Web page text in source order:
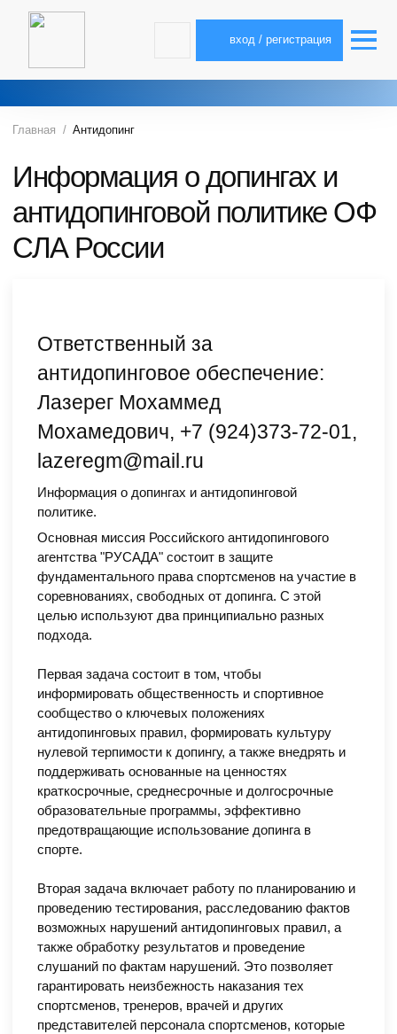
вход / регистрация
Главная Антидопинг
Информация о допингах и
антидопинговой политике ОФ
СЛА России
Ответственный за
антидопинговое обеспечение:
Лазерег Мохаммед
Мохамедович, +7 (924)373-72-01,
lazeregm@mail.ru
Информация о допингах и антидопинговой
политике.
Основная миссия Российского антидопингового
агентства "РУСАДА" состоит в защите
фундаментального права спортсменов на участие в
соревнованиях, свободных от допинга. С этой
целью используют два принципиально разных
подхода.
Первая задача состоит в том, чтобы
информировать общественность и спортивное
сообщество о ключевых положениях
антидопинговых правил, формировать культуру
нулевой терпимости к допингу, а также внедрять и
поддерживать основанные на ценностях
краткосрочные, среднесрочные и долгосрочные
образовательные программы, эффективно
предотвращающие использование допинга в
спорте.
Вторая задача включает работу по планированию и
проведению тестирования, расследованию фактов
возможных нарушений антидопинговых правил, а
также обработку результатов и проведение
слушаний по фактам нарушений. Это позволяет
гарантировать неизбежность наказания тех
спортсменов, тренеров, врачей и других
представителей персонала спортсменов, которые